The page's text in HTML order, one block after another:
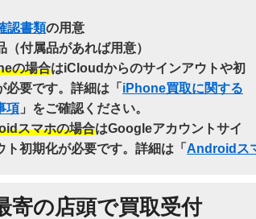
認書類の用意
（付属品があれば用意）
の場合はiCloudからのサインアウトや初
必要です。詳細は「 iPhone買取に関する
項 」をご確認ください。
スマホの場合はGoogleアカウントサイ
ト初期化が必要です。詳細は「 Androidス
寄の店頭で買取受付